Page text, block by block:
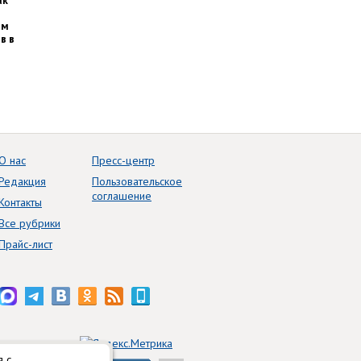
в
нас
рубрики
лист
Пресс-центр
Пользовательское
соглашение